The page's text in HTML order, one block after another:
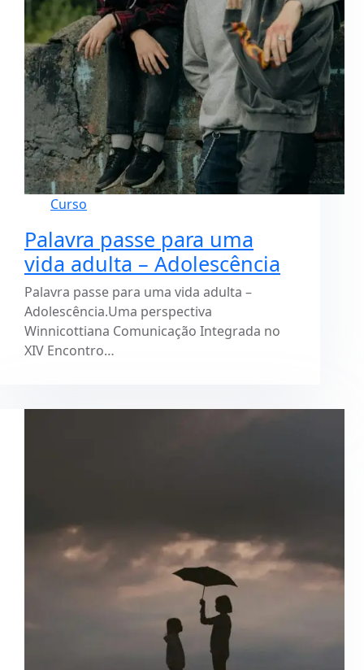
Curso
Palavra passe para uma
vida adulta – Adolescência
Palavra passe para uma vida adulta –
Adolescência.Uma perspectiva
Winnicottiana Comunicação Integrada no
XIV Encontro…